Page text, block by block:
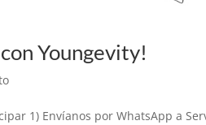
Youngevity!
1) Envíanos por WhatsApp a